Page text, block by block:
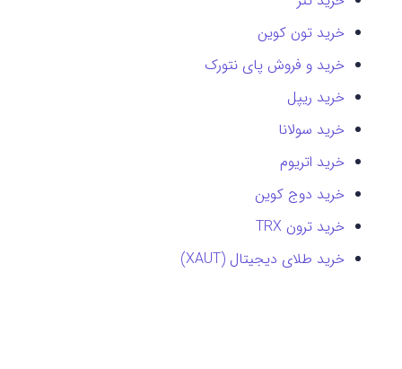
خرید تون کوین
خرید و فروش پای نتورک
خرید ریپل
خرید سولانا
خرید اتریوم
خرید دوج کوین
خرید ترون TRX
خرید طلای دیجیتال (XAUT)